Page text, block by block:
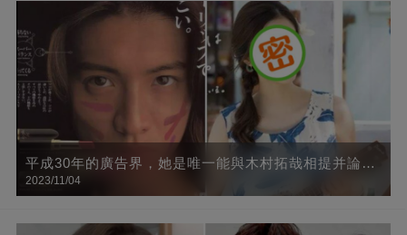
平成30年的廣告界，她是唯一能與木村拓哉相提并論的
人
2023/11/04